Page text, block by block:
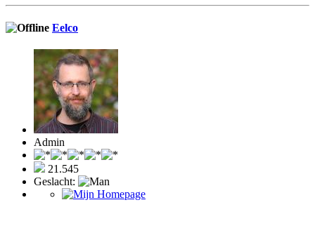
Eelco
Admin
21.545
Geslacht: